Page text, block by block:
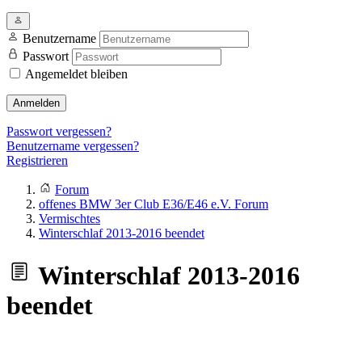
Benutzername
Passwort
Angemeldet bleiben
Anmelden
Passwort vergessen?
Benutzername vergessen?
Registrieren
Forum
offenes BMW 3er Club E36/E46 e.V. Forum
Vermischtes
Winterschlaf 2013-2016 beendet
Winterschlaf 2013-2016
beendet